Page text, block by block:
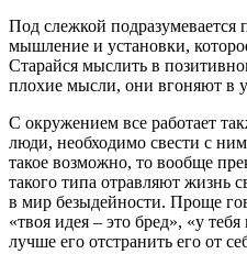
Под слежкой подразумевается
мышление и установки,
Старайся мыслить в
плохие мысли, они вгоняют в
С окружением все работает
люди, необходимо свести с
такое возможно, то вообще
такого типа отравляют жизнь
в мир безыдейности. Проще
«твоя идея – это бред», «у
лучше его отстранить его от